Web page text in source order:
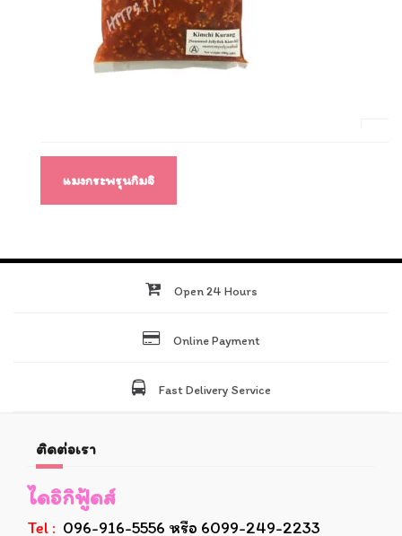
เรื่องแมงกระพรุนกิมจิ
Open 24 Hours
Online Payment
Fast Delivery Service
ติดต่อเรา
ไดอิกิฟู้ดส์
Tel : 096-916-5556 หรือ 6099-249-2233